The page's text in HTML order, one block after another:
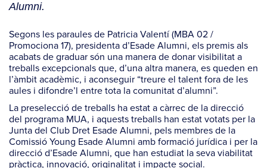
Alumni.
Segons les paraules de Patricia Valentí (MBA 02 /
Promociona 17), presidenta d’Esade Alumni, els premis als
acabats de graduar són una manera de donar visibilitat a
treballs excepcionals que, d’una altra manera, es queden en
l’àmbit acadèmic, i aconseguir “treure el talent fora de les
aules i difondre’l entre tota la comunitat d’alumni”.
La preselecció de treballs ha estat a càrrec de la direcció
del programa MUA, i aquests treballs han estat votats per la
Junta del Club Dret Esade Alumni, pels membres de la
Comissió Young Esade Alumni amb formació jurídica i per la
direcció d’Esade Alumni, que han estudiat la seva viabilitat
pràctica, innovació, originalitat i impacte social.